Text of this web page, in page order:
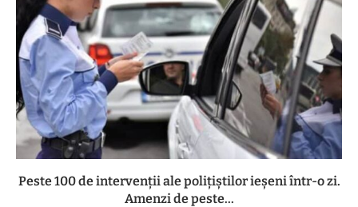
Peste 100 de intervenții ale polițiștilor ieșeni într-o zi.
Amenzi de peste...